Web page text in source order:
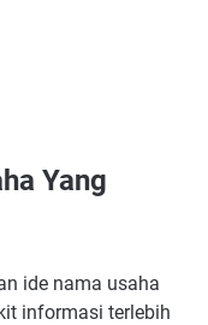
Muncul
Yang
ide nama usaha
informasi terlebih